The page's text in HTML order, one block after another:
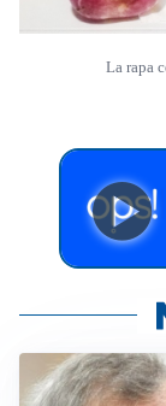
La rapa